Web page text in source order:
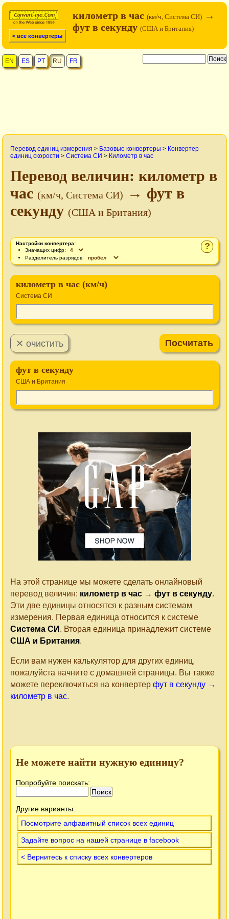
< все конвертеры
километр в час (км/ч, Система СИ) →
фут в секунду (США и Британия)
EN ES PT RU FR
Перевод единиц измерения > Базовые конвертеры > Конвертер
единиц скорости > Система СИ > Километр в час
Перевод величин: километр в
час (км/ч, Система СИ)
→ фут в
секунду (США и Британия)
?
Настройки конвертера:
Значащих цифр:
Разделитель разрядов:
километр в час (км/ч)
Система СИ
фут в секунду
США и Британия
На этой странице мы можете сделать онлайновый
перевод величин: километр в час → фут в секунду.
Эти две единицы относятся к разным системам
измерения. Первая единица относится к системе
Система СИ . Вторая единица принадлежит системе
США и Британия.
Если вам нужен калькулятор для других единиц,
пожалуйста начните с домашней страницы. Вы также
можете переключиться на конвертер фут в секунду →
километр в час.
Не можете найти нужную единицу?
Попробуйте поискать:
Другие варианты:
Посмотрите алфавитный список всех единиц
Задайте вопрос на нашей странице в facebook
< Вернитесь к списку всех конвертеров